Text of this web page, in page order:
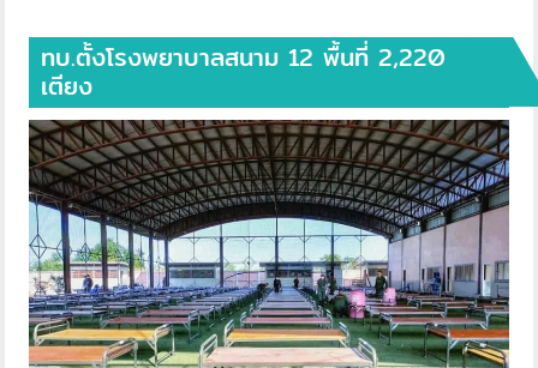
ทบ.ตั้งโรงพยาบาลสนาม 12 พื้นที่ 2,220
เตียง